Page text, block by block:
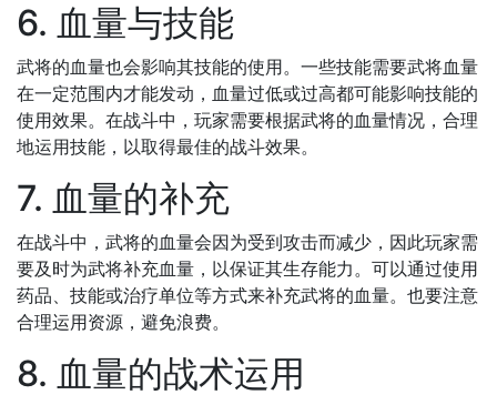
6. 血量与技能
武将的血量也会影响其技能的使用。一些技能需要武将血量
在一定范围内才能发动，血量过低或过高都可能影响技能的
使用效果。在战斗中，玩家需要根据武将的血量情况，合理
地运用技能，以取得最佳的战斗效果。
7. 血量的补充
在战斗中，武将的血量会因为受到攻击而减少，因此玩家需
要及时为武将补充血量，以保证其生存能力。可以通过使用
药品、技能或治疗单位等方式来补充武将的血量。也要注意
合理运用资源，避免浪费。
8. 血量的战术运用